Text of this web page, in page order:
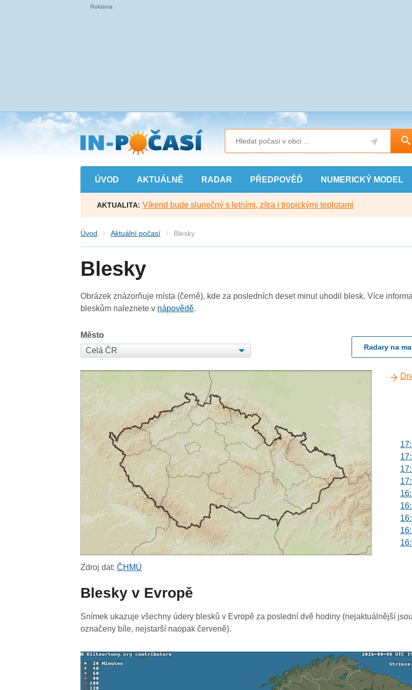
Přejít
na
hlavní
obsah
ÚVOD AKTUÁLNĚ RADAR PŘEDPOVĚĎ NUMERICKÝ MODEL
AKTUALITA: Víkend bude slunečný s letními, zítra i tropickými teplotami
Úvod Aktuální počasí Blesky
Blesky
Obrázek znázorňuje místa (černě), kde za posledních deset minut uhodil blesk. Více
bleskům naleznete v nápovědě.
Město
Radary na
Zdroj dat:ČHMÚ
Blesky v Evropě
Snímek ukazuje všechny údery blesků v Evropě za poslední dvě hodiny (nejaktuálnější jsou
označeny bíle, nejstarší naopak červeně).